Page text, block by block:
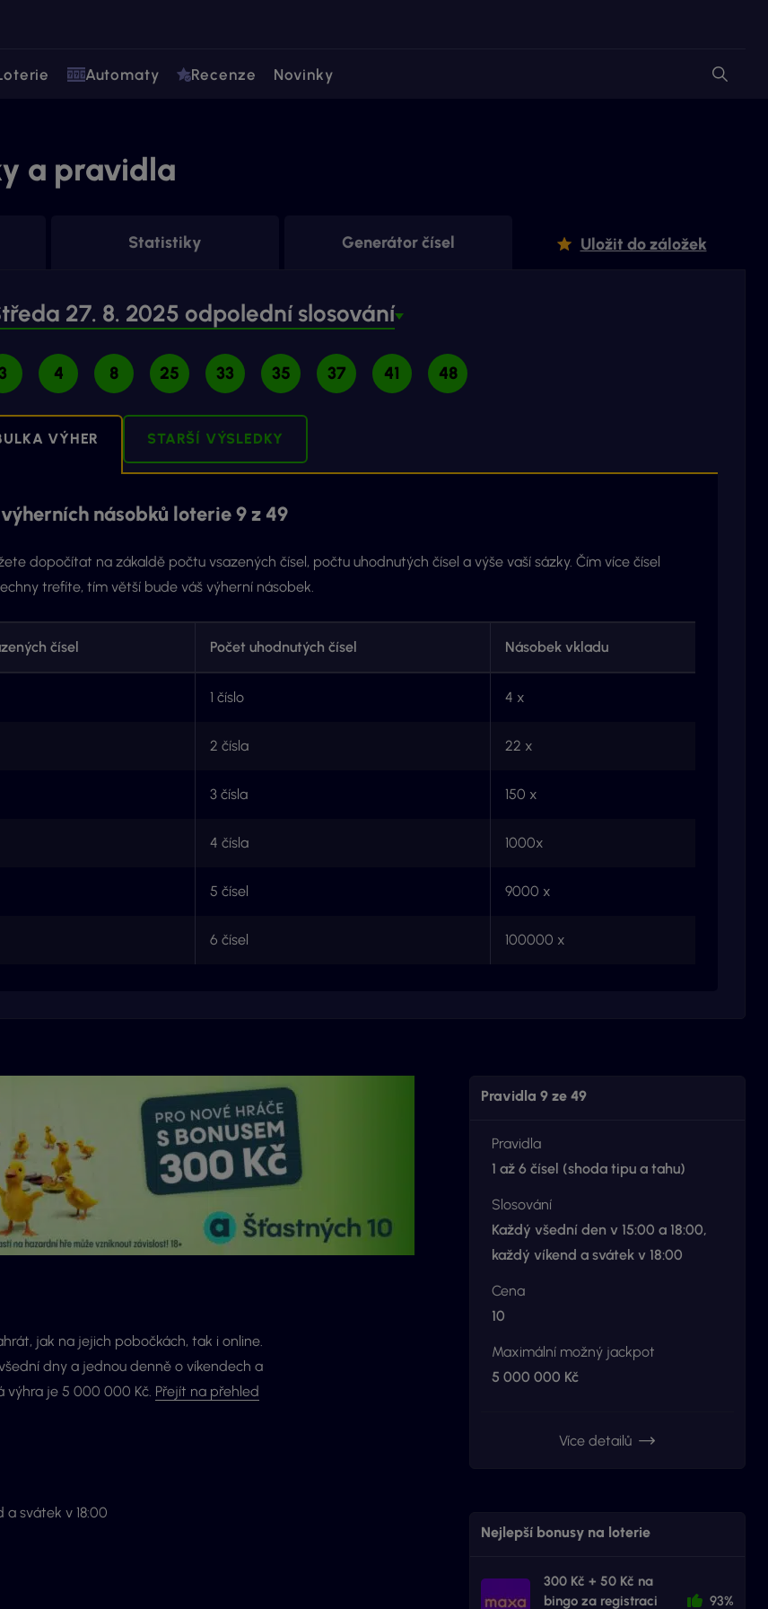
Automaty Recenze Novinky
a pravidla
Statistiky Generátor čísel Uložit do záložek
27. 8. 2025 odpolední slosování
4 8 25 33 35 37 41 48
VÝHER STARŠÍ VÝSLEDKY
násobků loterie 9 z 49
dopočítat na zákaldě počtu vsazených čísel, počtu uhodnutých čísel a výše vaší sázky. Čím více čísel
trefíte, tím větší bude váš výherní násobek.
čísel Počet uhodnutých čísel Násobek vkladu
1 číslo 4 x
2 čísla 22 x
3 čísla 150 x
4 čísla 1000x
5 čísel 9000 x
6 čísel 100000 x
jak na jejich pobočkách, tak i online.
dny a jednou denně o víkendech a
výhra je 5 000 000 Kč. Přejít na přehled
a svátek v 18:00
Pravidla 9 ze 49
Pravidla
1 až 6 čísel (shoda tipu a tahu)
Slosování
Každý všední den v 15:00 a 18:00,
každý víkend a svátek v 18:00
Cena
10
Maximální možný jackpot
5 000 000 Kč
Více detailů
Nejlepší bonusy na loterie
300 Kč + 50 Kč na
bingo za registraci
93%